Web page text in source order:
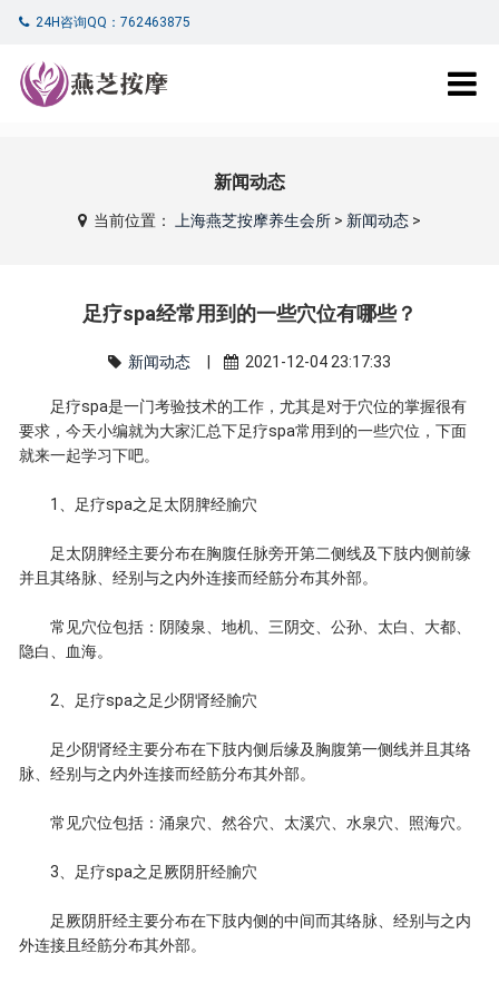
24H咨询QQ：762463875
新闻动态
当前位置： 上海燕芝按摩养生会所> 新闻动态>
足疗spa经常用到的一些穴位有哪些？
新闻动态| 2021-12-04 23:17:33
足疗spa是一门考验技术的工作，尤其是对于穴位的掌握很有
要求，今天小编就为大家汇总下足疗spa常用到的一些穴位，下面
就来一起学习下吧。
1、足疗spa之足太阴脾经腧穴
足太阴脾经主要分布在胸腹任脉旁开第二侧线及下肢内侧前缘
并且其络脉、经别与之内外连接而经筋分布其外部。
常见穴位包括：阴陵泉、地机、三阴交、公孙、太白、大都、
隐白、血海。
2、足疗spa之足少阴肾经腧穴
足少阴肾经主要分布在下肢内侧后缘及胸腹第一侧线并且其络
脉、经别与之内外连接而经筋分布其外部。
常见穴位包括：涌泉穴、然谷穴、太溪穴、水泉穴、照海穴。
3、足疗spa之足厥阴肝经腧穴
足厥阴肝经主要分布在下肢内侧的中间而其络脉、经别与之内
外连接且经筋分布其外部。